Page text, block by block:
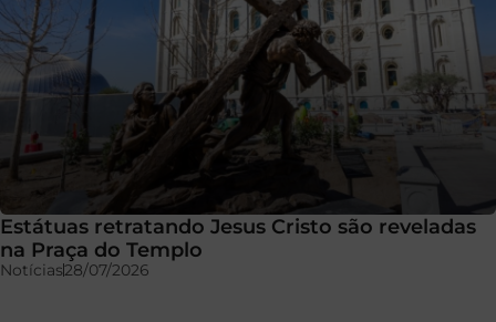
Estátuas retratando Jesus Cristo são reveladas
na Praça do Templo
Notícias28/07/2026